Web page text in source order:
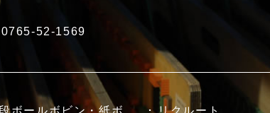
52-1569
ボールボビン・紙ボ リクルート